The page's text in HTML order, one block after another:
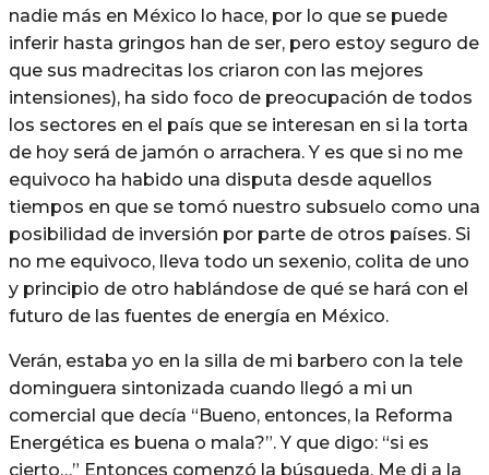
nadie más en México lo hace, por lo que se puede
inferir hasta gringos han de ser, pero estoy seguro de
que sus madrecitas los criaron con las mejores
intensiones), ha sido foco de preocupación de todos
los sectores en el país que se interesan en si la torta
de hoy será de jamón o arrachera. Y es que si no me
equivoco ha habido una disputa desde aquellos
tiempos en que se tomó nuestro subsuelo como una
posibilidad de inversión por parte de otros países. Si
no me equivoco, lleva todo un sexenio, colita de uno
y principio de otro hablándose de qué se hará con el
futuro de las fuentes de energía en México.
Verán, estaba yo en la silla de mi barbero con la tele
dominguera sintonizada cuando llegó a mi un
comercial que decía “Bueno, entonces, la Reforma
Energética es buena o mala?”. Y que digo: “si es
cierto…” Entonces comenzó la búsqueda. Me di a la